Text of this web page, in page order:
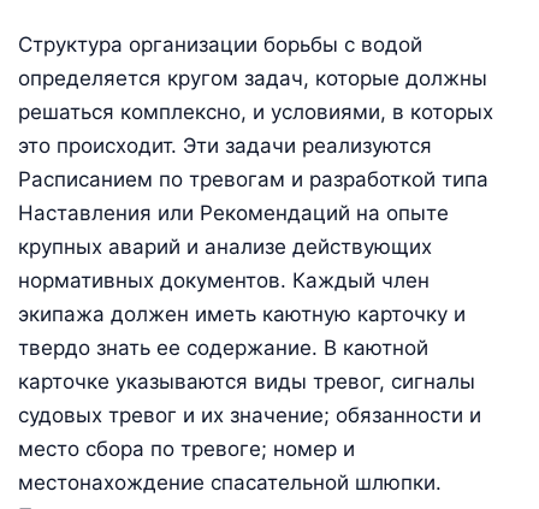
Структура организации борьбы с водой
определяется кругом задач, которые должны
решаться комплексно, и условиями, в которых
это происходит. Эти задачи реализуются
Расписанием по тревогам и разработкой типа
Наставления или Рекомендаций на опыте
крупных аварий и анализе действующих
нормативных документов. Каждый член
экипажа должен иметь каютную карточку и
твердо знать ее содержание. В каютной
карточке указываются виды тревог, сигналы
судовых тревог и их значение; обязанности и
место сбора по тревоге; номер и
местонахождение спасательной шлюпки.